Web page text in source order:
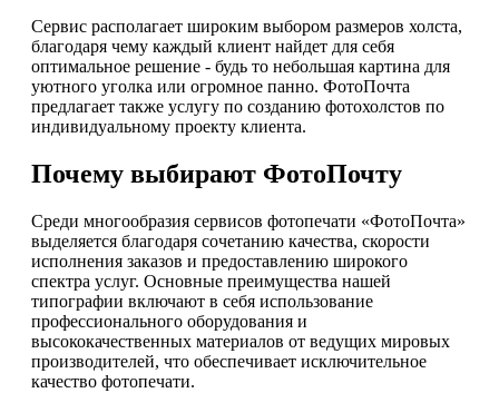
Сервис располагает широким выбором размеров холста,
благодаря чему каждый клиент найдет для себя
оптимальное решение - будь то небольшая картина для
уютного уголка или огромное панно. ФотоПочта
предлагает также услугу по созданию фотохолстов по
индивидуальному проекту клиента.
Почему выбирают ФотоПочту
Среди многообразия сервисов фотопечати «ФотоПочта»
выделяется благодаря сочетанию качества, скорости
исполнения заказов и предоставлению широкого
спектра услуг. Основные преимущества нашей
типографии включают в себя использование
профессионального оборудования и
высококачественных материалов от ведущих мировых
производителей, что обеспечивает исключительное
качество фотопечати.